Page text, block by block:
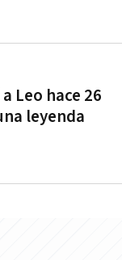
Leo hace 26
leyenda